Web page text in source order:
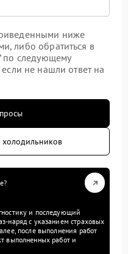
ниже
либо обратиться в
по следующему
если не нашли ответ на
и последующий
наряд с указанием страховых
после выполнения работ
выполненных работ и